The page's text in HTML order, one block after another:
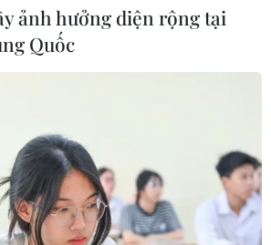
từ đêm nay,
nắng nóng
ảnh hưởng diện rộng tại
Quốc